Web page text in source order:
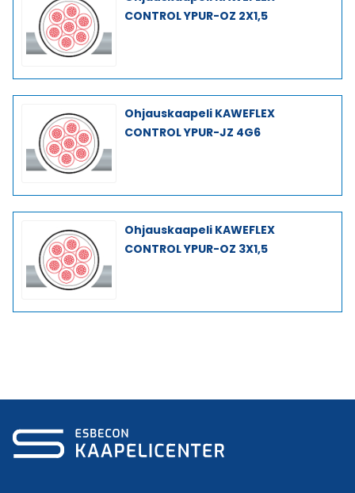
CONTROL YPUR-OZ 2X1,5
Ohjauskaapeli KAWEFLEX
CONTROL YPUR-JZ 4G6
Ohjauskaapeli KAWEFLEX
CONTROL YPUR-OZ 3X1,5